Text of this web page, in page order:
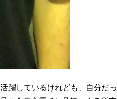
躍しているけれども、自分だっ